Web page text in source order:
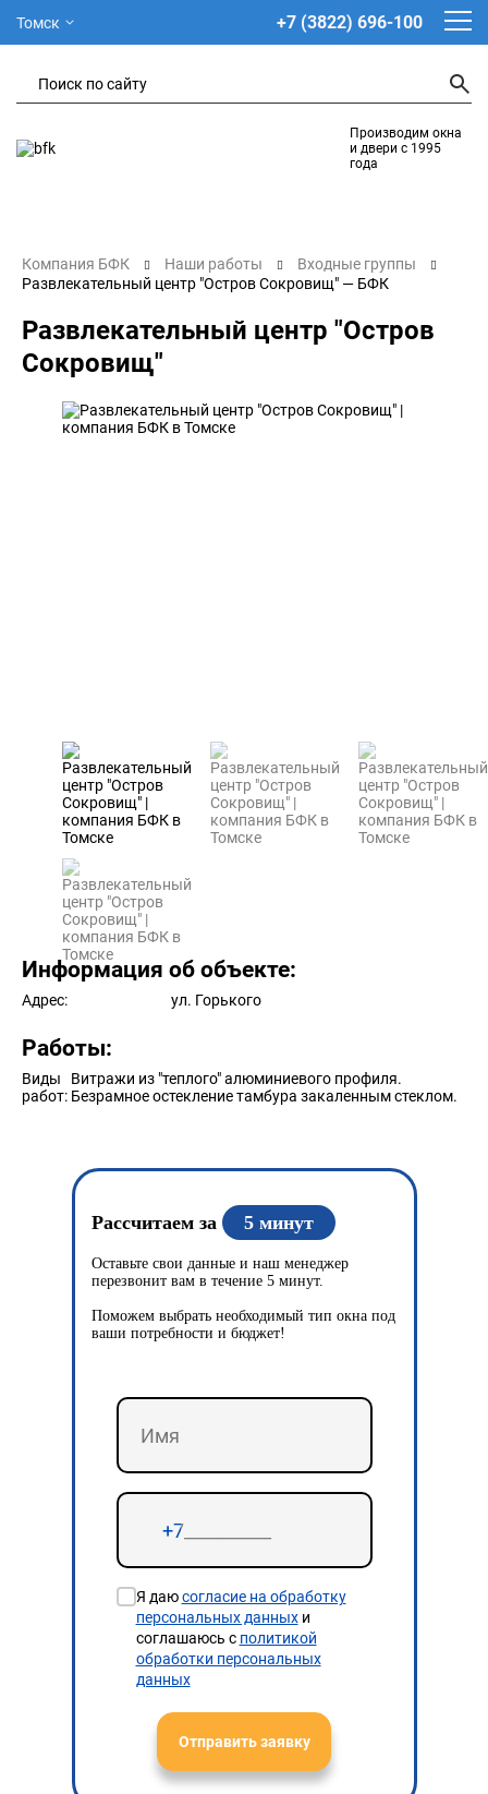
Томск +7 (3822) 696-100
Производим окна
и двери с 1995
года
Компания БФК Наши работы
Входные группы
Развлекательный центр "Остров Сокровищ" — БФК
Развлекательный центр "Остров
Сокровищ"
Информация об объекте:
Адрес: ул. Горького
Работы:
Виды
работ:
Витражи из "теплого" алюминиевого профиля.
Безрамное остекление тамбура закаленным стеклом.
Рассчитаем за 5 минут
Оставьте свои данные и наш менеджер
перезвонит вам в течение 5 минут.
Поможем выбрать необходимый тип окна под
ваши потребности и бюджет!
Я даюсогласие на обработку
персональных данныхи
соглашаюсь с политикой
обработки персональных
данных
Отправить заявку